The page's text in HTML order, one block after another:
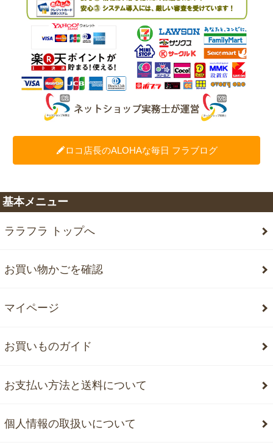
ロコ店長のALOHAな毎日 フラブログ
基本メニュー
ララフラ トップへ
お買い物かごを確認
マイページ
お買いものガイド
お支払い方法と送料について
個人情報の取扱いについて